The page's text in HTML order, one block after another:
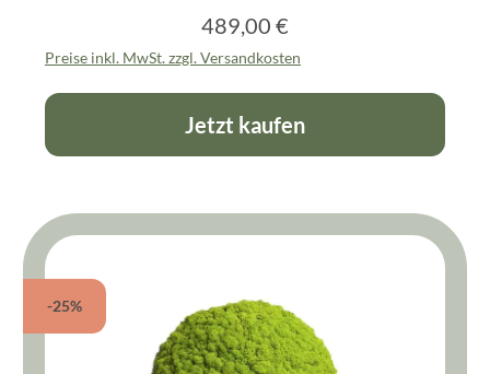
Regulärer Preis:
489,00 €
Preise inkl. MwSt. zzgl. Versandkosten
Jetzt kaufen
-25%